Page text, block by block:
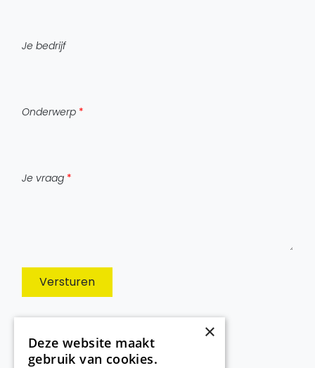
Je bedrijf
Onderwerp *
Je vraag *
Versturen
×
Deze website maakt
gebruik van cookies.